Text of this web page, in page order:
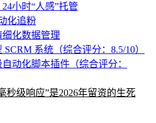
小时“人感”托管
化追粉
化数据管理
系统（综合评分：8.5/10）
动化脚本插件（综合评分：
秒级响应”是2026年留资的生死